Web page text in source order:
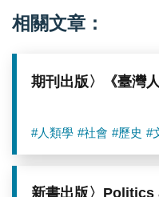
相關文章：
期刊出版〉《臺灣
#人類學 #社會 #歷史 #
新書出版〉